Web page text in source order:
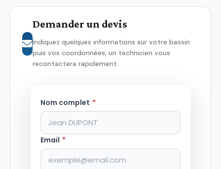
Demander un devis
Indiquez quelques informations sur votre bassin
puis vos coordonnées, un technicien vous
recontactera rapidement.
Nom complet *
Email *